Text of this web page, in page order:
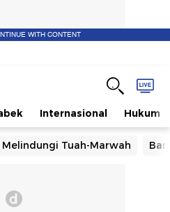
WITH CONTENT
Internasional Hukum
Melindungi Tuah-Marwah